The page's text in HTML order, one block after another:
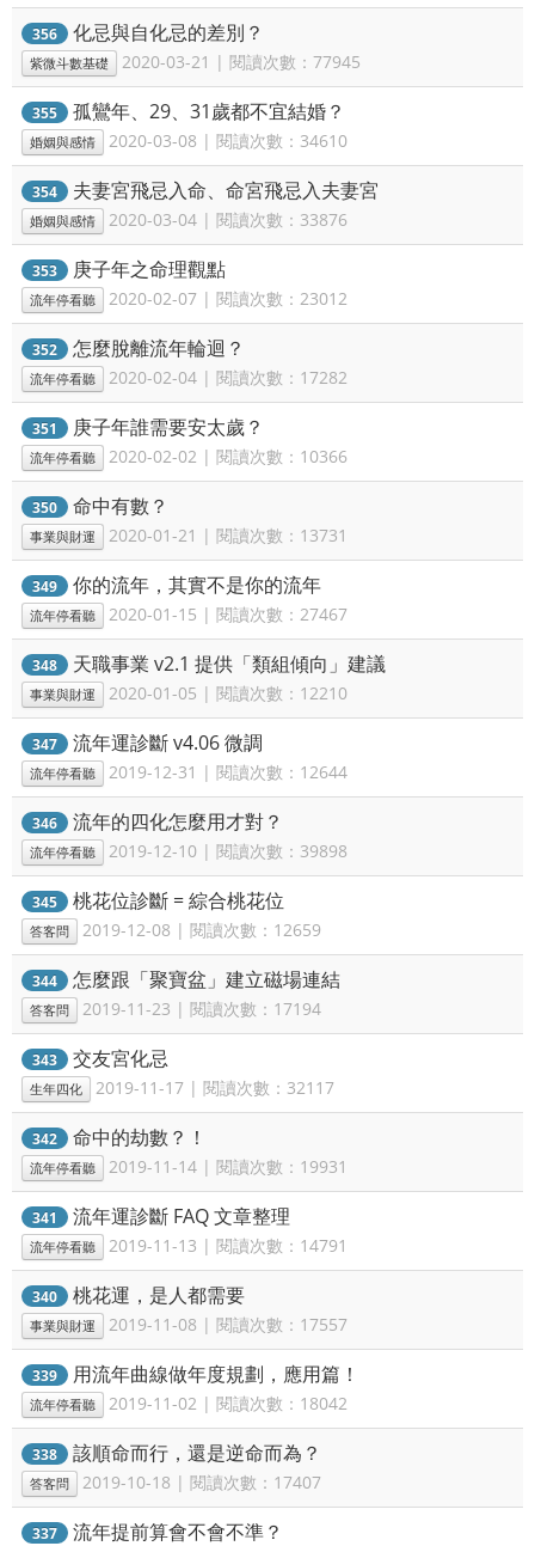
356 化忌與自化忌的差別？
紫微斗數基礎 2020-03-21 | 閱讀次數：77945
355 孤鸞年、29、31歲都不宜結婚？
婚姻與感情 2020-03-08 | 閱讀次數：34610
354 夫妻宮飛忌入命、命宮飛忌入夫妻宮
婚姻與感情 2020-03-04 | 閱讀次數：33876
353 庚子年之命理觀點
流年停看聽 2020-02-07 | 閱讀次數：23012
352 怎麼脫離流年輪迴？
流年停看聽 2020-02-04 | 閱讀次數：17282
351 庚子年誰需要安太歲？
流年停看聽 2020-02-02 | 閱讀次數：10366
350 命中有數？
事業與財運 2020-01-21 | 閱讀次數：13731
349 你的流年，其實不是你的流年
流年停看聽 2020-01-15 | 閱讀次數：27467
348 天職事業 v2.1 提供「類組傾向」建議
事業與財運 2020-01-05 | 閱讀次數：12210
347 流年運診斷 v4.06 微調
流年停看聽 2019-12-31 | 閱讀次數：12644
346 流年的四化怎麼用才對？
流年停看聽 2019-12-10 | 閱讀次數：39898
345 桃花位診斷 = 綜合桃花位
答客問 2019-12-08 | 閱讀次數：12659
344 怎麼跟「聚寶盆」建立磁場連結
答客問 2019-11-23 | 閱讀次數：17194
343 交友宮化忌
生年四化 2019-11-17 | 閱讀次數：32117
342 命中的劫數？！
流年停看聽 2019-11-14 | 閱讀次數：19931
341 流年運診斷 FAQ 文章整理
流年停看聽 2019-11-13 | 閱讀次數：14791
340 桃花運，是人都需要
事業與財運 2019-11-08 | 閱讀次數：17557
339 用流年曲線做年度規劃，應用篇！
流年停看聽 2019-11-02 | 閱讀次數：18042
338 該順命而行，還是逆命而為？
答客問 2019-10-18 | 閱讀次數：17407
337 流年提前算會不會不準？